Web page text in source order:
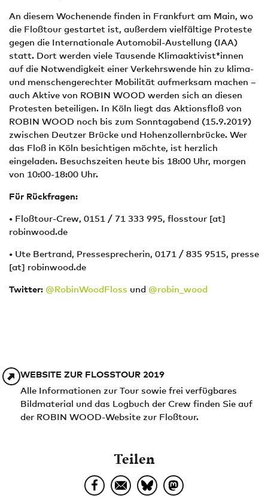
An diesem Wochenende finden in Frankfurt am Main, wo
die Floßtour gestartet ist, außerdem vielfältige Proteste
gegen die Internationale Automobil-Austellung (IAA)
statt. Dort werden viele Tausende Klimaaktivist*innen
auf die Notwendigkeit einer Verkehrswende hin zu klima-
und menschengerechter Mobilität aufmerksam machen –
auch Aktive von ROBIN WOOD werden sich an diesen
Protesten beteiligen. In Köln liegt das Aktionsfloß von
ROBIN WOOD noch bis zum Sonntagabend (15.9.2019)
zwischen Deutzer Brücke und Hohenzollernbrücke. Wer
das Floß in Köln besichtigen möchte, ist herzlich
eingeladen. Besuchszeiten heute bis 18:00 Uhr, morgen
von 10:00-18:00 Uhr.
Für Rückfragen:
• Floßtour-Crew, 0151 / 71 333 995, flosstour [at]
robinwood.de
• Ute Bertrand, Pressesprecherin, 0171 / 835 9515, presse
[at] robinwood.de
Twitter: @RobinWoodFloss und @robin_wood
WEBSITE ZUR FLOSSTOUR 2019
Alle Informationen zur Tour sowie frei verfügbares
Bildmaterial und das Logbuch der Crew finden Sie auf
der ROBIN WOOD-Website zur Floßtour.
Teilen